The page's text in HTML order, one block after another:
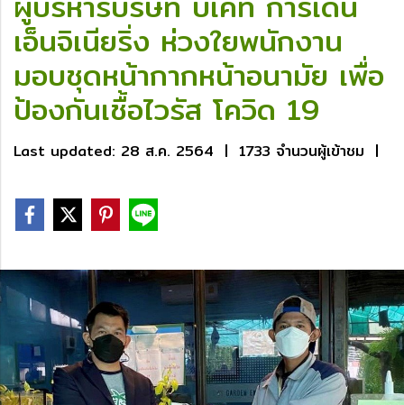
เอ็นจิเนียริ่ง ห่วงใยพนักงาน
มอบชุดหน้ากากหน้าอนามัย เพื่อ
ป้องกันเชื้อไวรัส โควิด 19
Last updated: 28 ส.ค. 2564 | 1733 จำนวนผู้เข้าชม |